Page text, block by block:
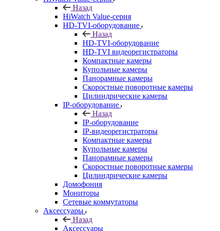
Назад
HiWatch Value-серия
HD-TVI-оборудование
Назад
HD-TVI-оборудование
HD-TVI видеорегистраторы
Компактные камеры
Купольные камеры
Панорамные камеры
Скоростные поворотные камеры
Цилиндрические камеры
IP-оборудование
Назад
IP-оборудование
IP-видеорегистраторы
Компактные камеры
Купольные камеры
Панорамные камеры
Скоростные поворотные камеры
Цилиндрические камеры
Домофония
Мониторы
Сетевые коммутаторы
Аксессуары
Назад
Аксессуары